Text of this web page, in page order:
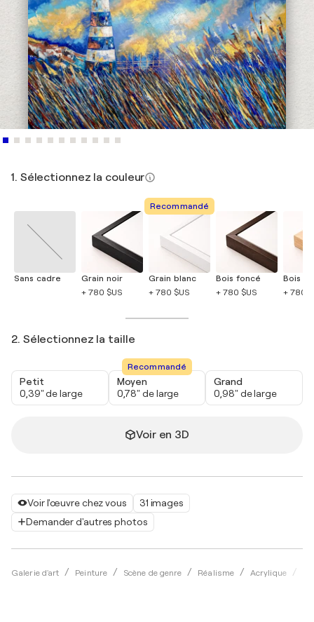
Voir l'œuvre chez vous
31 images
Demander d'autres photos
Galerie d'art Peinture Scène de genre Réalisme Acrylique
1. Sélectionnez la couleur
Sans cadre
Grain noir
+ 780 $US
Recommandé
Grain blanc
+ 780 $US
Bois foncé
+ 780 $US
Bois
+ 780
2. Sélectionnez la taille
Petit
0,39" de large
Recommandé
Moyen
0,78" de large
Grand
0,98" de large
Voir en 3D